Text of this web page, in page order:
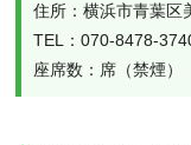
住所：横浜市青葉区
TEL：070-8478-
座席数：席（禁煙）